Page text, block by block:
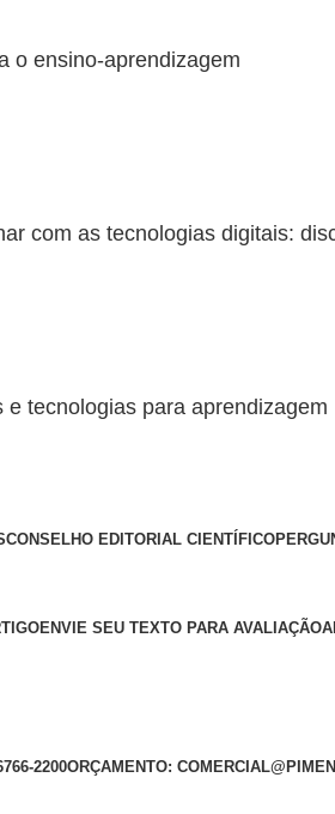
o ensino-aprendizagem
com as tecnologias digitais:
e tecnologias para aprendizagem
CONSELHO EDITORIAL CIENTÍFICO
ENVIE SEU TEXTO PARA AVALIAÇÃO
2200ORÇAMENTO: